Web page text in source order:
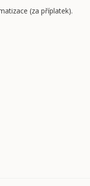
(za příplatek).